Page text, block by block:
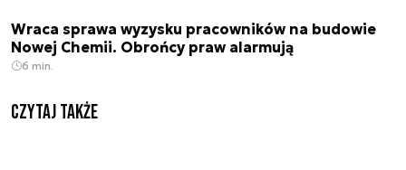
Wraca sprawa wyzysku pracowników na budowie
Nowej Chemii. Obrońcy praw alarmują
6 min.
Czytaj także